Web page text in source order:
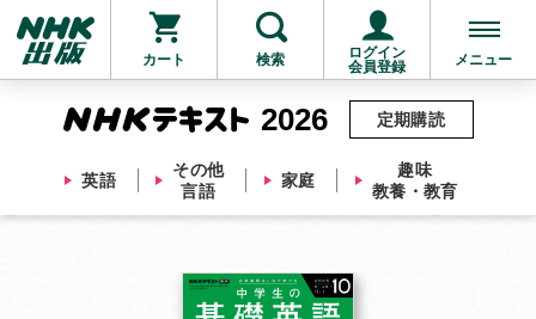
カート 検索
ログイン
会員登録
メニュー
2026
英語
その他
言語
家庭
趣味
教養・教育
定期購読
他にも商品を買う